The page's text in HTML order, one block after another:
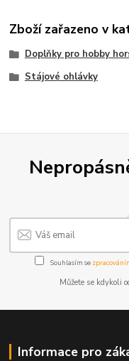
Zboží zařazeno v
Doplňky pro hobby
Stájové ohlávky
Souhlasím se
Můžete se kdykoli
Informace pro